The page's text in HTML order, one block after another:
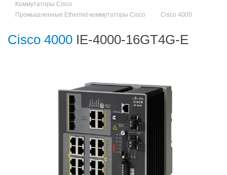
Коммутаторы Cisco
Промышленные Ethernet-коммутаторы Cisco
Cisco 4000
Cisco 4000 IE-4000-16GT4G-E